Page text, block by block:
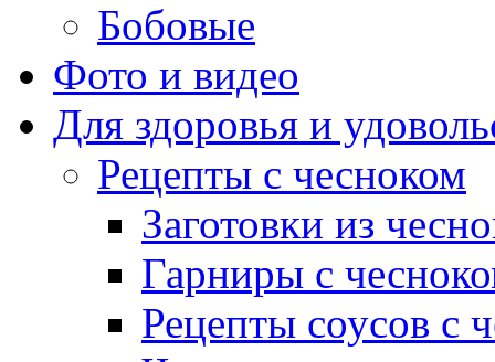
Бобовые
Фото и видео
Для здоровья и
Рецепты с чесноком
Заготовки из
Гарниры с
Рецепты соусов с